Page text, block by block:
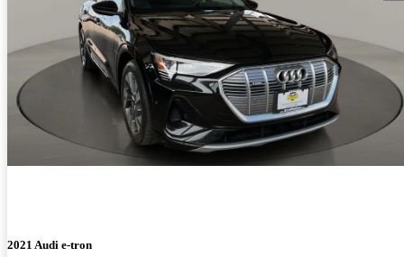
2021 Audi e-tron